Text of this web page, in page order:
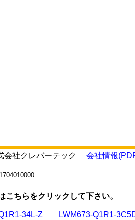
会社クレバーテック 会社情報
こちらをクリックして下さい。
34L-Z LWM673-Q1R1-